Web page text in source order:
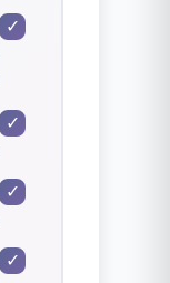
✓
✓
✓
✓